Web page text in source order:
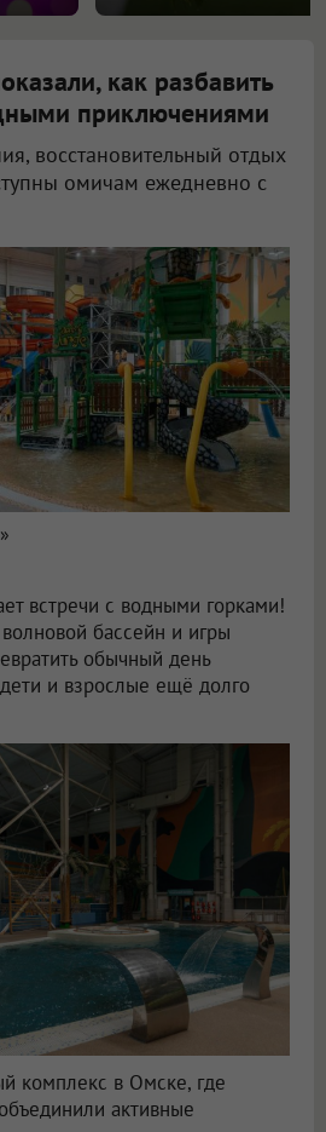
как разбавить
приключениями
восстановительный отдых
омичам ежедневно с
встречи с водными горками!
бассейн и игры
обычный день
и взрослые ещё долго
комплекс в Омске, где
активные